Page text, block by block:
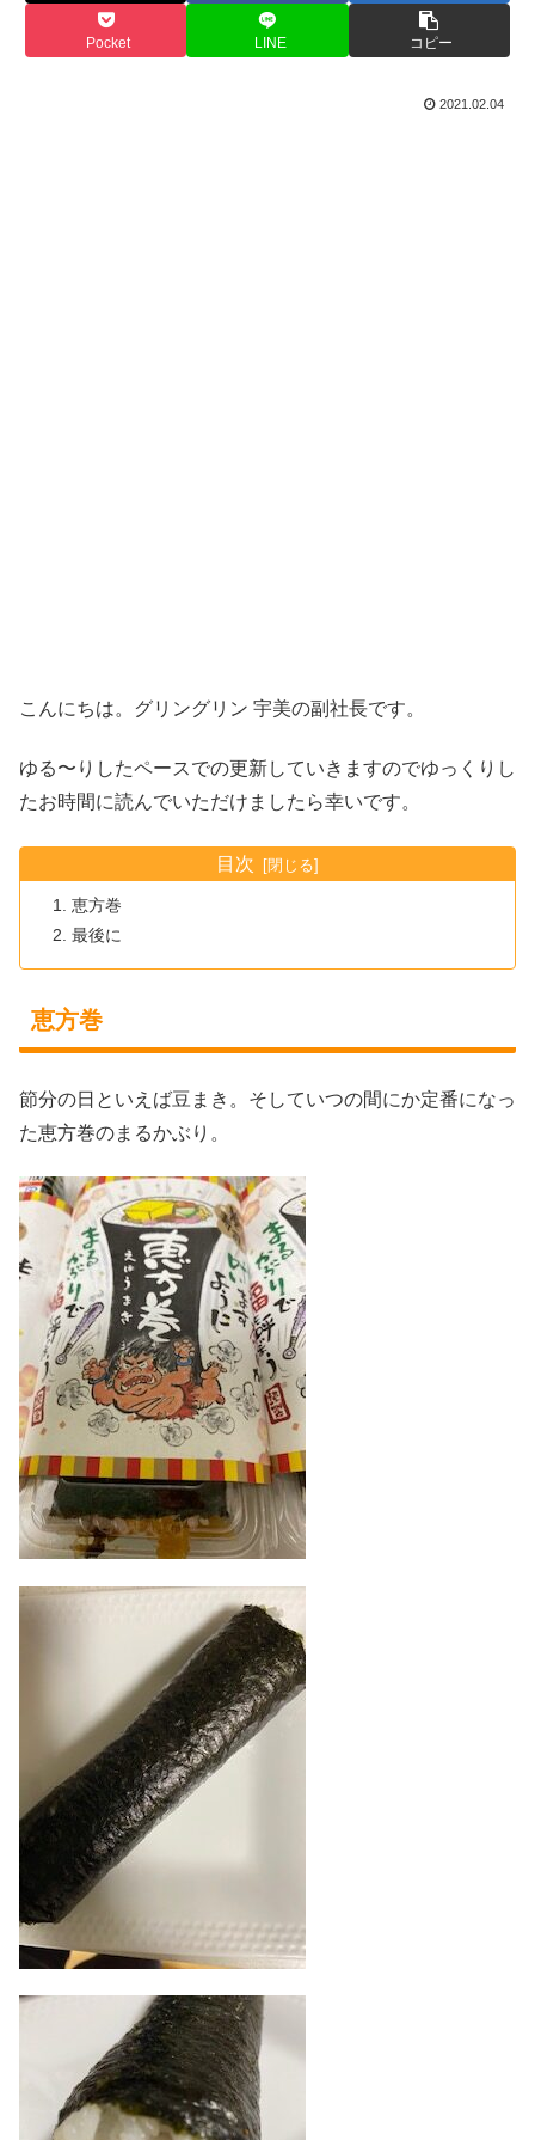
Pocket LINE コピー
2021.02.04
こんにちは。グリングリン 宇美の副社長です。
ゆる〜りしたペースでの更新していきますのでゆっくりし
たお時間に読んでいただけましたら幸いです。
目次
恵方巻
最後に
恵方巻
節分の日といえば豆まき。そしていつの間にか定番になっ
た恵方巻のまるかぶり。